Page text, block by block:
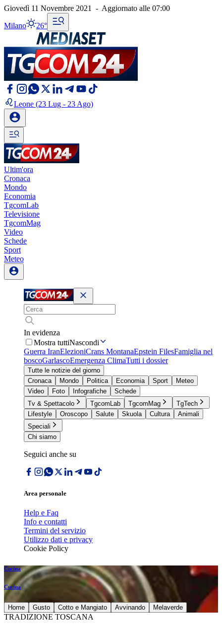
Giovedì 11 Novembre 2021 - Aggiornato alle 07:00
Milano 26°
Leone (23 Lug - 23 Ago)
Ultim'ora
Cronaca
Mondo
Economia
TgcomLab
Televisione
TgcomMag
Video
Schede
Sport
Meteo
In evidenza
Mostra tuttiNascondi
Guerra IranElezioniCrans MontanaEpstein FilesFamiglia nel
boscoGarlascoEmergenza ClimaTutti i dossier
Tutte le notizie del giorno
Cronaca
Mondo Politica Economia Sport
Meteo
Video
Foto Infografiche
Schede
Tv & Spettacolo
TgcomLab TgcomMag
TgTech
Lifestyle
Oroscopo Salute Skuola Cultura
Animali
Speciali
Chi siamo
Seguici anche su
Area personale
Help e Faq
Info e contatti
Termini del servizio
Utilizzo dati e privacy
Cookie Policy
Cucina
Cucina
Home Gusto Cotto e Mangiato Avvinando Melaverde
TRADIZIONE TOSCANA